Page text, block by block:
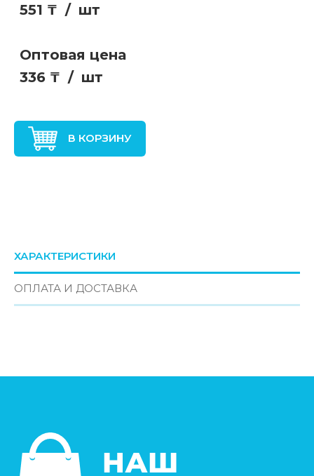
551 ₸ / шт
Оптовая цена
336 ₸ / шт
В КОРЗИНУ
ХАРАКТЕРИСТИКИ
ОПЛАТА И ДОСТАВКА